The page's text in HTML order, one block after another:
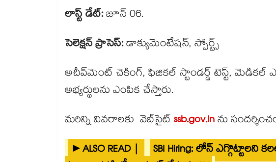
లాస్ట్ డేట్:జూన్ 06.
సెలెక్షన్ ప్రాసెస్:డాక్యుమెంటేషన్, స్పోర్ట్స్
అచీవ్​మెంట్ చెకింగ్, ఫిజికల్ స్టాండర్డ్ టెస్ట్,
అభ్యర్థులను ఎంపిక చేస్తారు.
మరిన్ని వివరాలకు వెబ్​సైట్ssb.gov.inను
►ALSO READ |
SBI Hiring: లోన్ ఎగ్గొట్టాలని